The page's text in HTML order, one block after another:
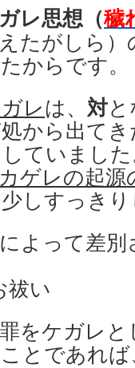
レ思想（穢
たがしら
からです。
レは、 対
から出て
ていまし
カゲレの起源
しすっき
よって差別
祓い
をケガレ
とであれ